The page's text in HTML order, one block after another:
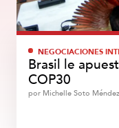
NEGOCIACIONES
Brasil le
COP30
por Michelle Soto Méndez